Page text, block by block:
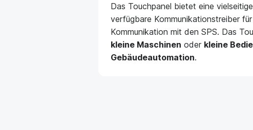
Das Touchpanel bietet eine
verfügbare Kommunikationstreiber
Kommunikation mit den SPS. Das
kleine Maschinen oder kleine
Gebäudeautomation.